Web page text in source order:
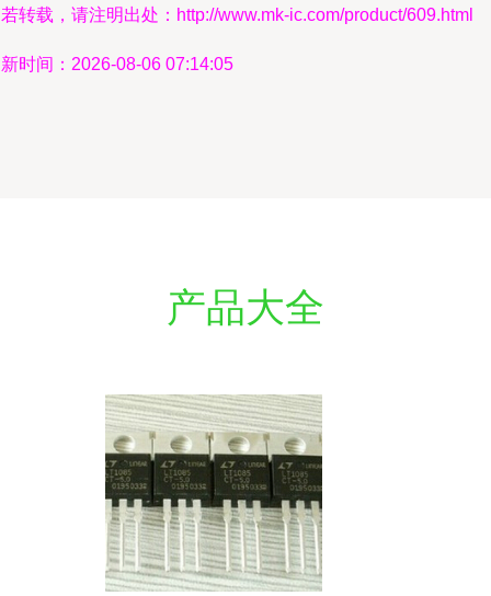
转载，请注明出处：http://www.mk-ic.com/product/609.html
时间：2026-08-06 07:14:05
产品大全